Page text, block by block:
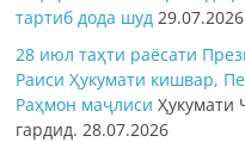
тартиб дода шуд 29.07.2026
28 июл таҳти раёсати
Раиси Ҳукумати кишвар,
Раҳмон маҷлисиҲукумати
гардид. 28.07.2026